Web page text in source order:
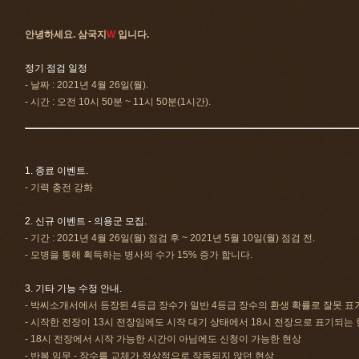
안녕하세요. 삼국지 W입니다.
정기 점검 일정
- 날짜 : 2021년 4월 26일(월).
- 시간 : 오전 10시 50분 ~ 11시 50분(1시간).
1. 종료 이벤트.
- 기력 충전 강화
2. 신규 이벤트 - 의용군 모집.
- 기간 : 2021년 4월 26일(월) 점검 후 ~ 2021년 5월 10일(월) 점검 전.
- 모병을 통해 획득하는 병사의 수가 15% 증가 합니다.
3. 기타 기능 수정 안내.
- 박씨소개서에서 등장된 4등급 장수가 일반 4등급 장수의 환생 확률로 잘못 표
- 시작한 전장이 13시 전장임에도 시작 대기 상태에서 18시 전장으로 표기되는
- 18시 전장에서 시작 가능한 시간이 아님에도 신청이 가능한 현상
- 반복 임무 - 장수를 교체가 정상적으로 작동되지 않던 현상